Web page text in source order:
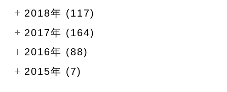
2018年 (117)
2017年 (164)
2016年 (88)
2015年 (7)